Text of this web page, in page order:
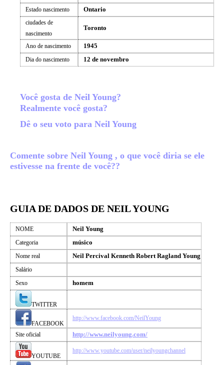
Estado nascimento Ontario
ciudades de
nascimento
Toronto
Ano de nascimento 1945
Dia do nascimento 12 de novembro
Você gosta de Neil Young?
Realmente você gosta?
Dê o seu voto para Neil Young
Comente sobre Neil Young , o que você diria se ele
estivesse na frente de você??
GUIA DE DADOS DE NEIL YOUNG
NOME Neil Young
Categoria músico
Nome real Neil Percival Kenneth Robert Ragland Young
Salário
Sexo
homem
TWITTER
FACEBOOK
http://www.facebook.com/NeilYoung
Site oficial http://www.neilyoung.com/
YOUTUBE
http://www.youtube.com/user/neilyoungchannel